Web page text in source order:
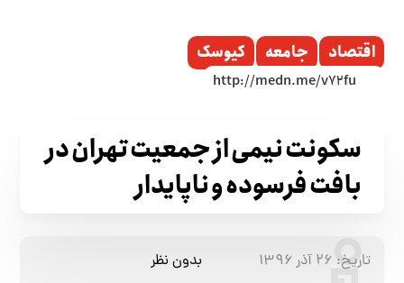
اقتصاد جامعه کیوسک
سکونت نیمی از جمعیت تهران در
بافت فرسوده و ناپایدار
تاریخ: ۲۶ آذر ۱۳۹۶
بدون نظر